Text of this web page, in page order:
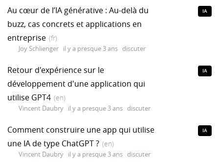
Au cœur de l’IA générative : Au-delà du
buzz, cas concrets et applications en
entreprise (fr)
Joy Schlienger il y a presque 3 ans discuter
IA
Retour d'expérience sur le
développement d'une application qui
utilise GPT4 (en)
Vincent Daubry il y a presque 3 ans discuter
IA
Comment construire une app qui utilise
une IA de type ChatGPT ? (en)
Vincent Daubry il y a presque 3 ans discuter
IA